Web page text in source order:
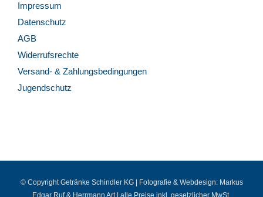
Impressum
Datenschutz
AGB
Widerrufsrechte
Versand- & Zahlungsbedingungen
Jugendschutz
© Copyright Getränke Schindler KG | Fotografie & Webdesign: Markus
Edgar Ruf& Herrmann Art| alle Preise inkl. gesetzlicher MwSt.